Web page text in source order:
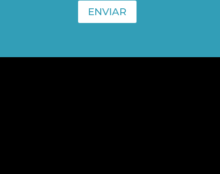
ENVIAR